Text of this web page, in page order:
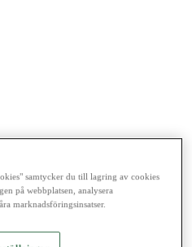
90-98
90 Fläktsystem
Futurum
samtycker du till lagring av cookies
på webbplatsen, analysera
marknadsföringsinsatser.